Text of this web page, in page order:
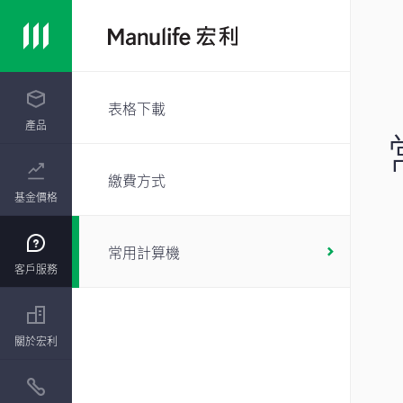
產品
基金價格
客戶服務
關於宏利
表格下載
繳費方式
常用計算機